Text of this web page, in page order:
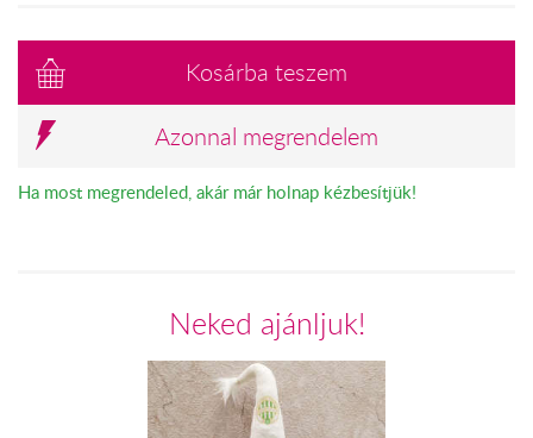
Kosárba teszem
Azonnal megrendelem
Ha most megrendeled, akár már holnap kézbesítjük!
Neked ajánljuk!